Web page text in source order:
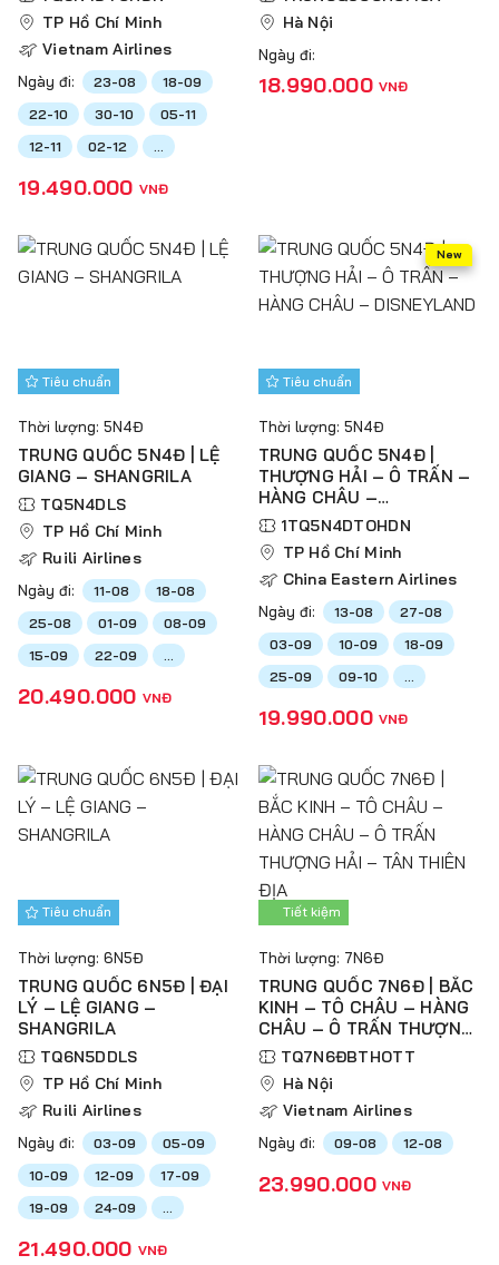
(NOSHOPPING)
TP Hồ Chí Minh
Vietnam Airlines
Ngày đi: 23-08
18-09
22-10
30-10
05-11
12-11
02-12
19.490.000 VNĐ
CHÂU (NO SHOPPING)
Hà Nội
Ngày đi:
18.990.000 VNĐ
Tiêu chuẩn
Thời lượng: 5N4Đ
TRUNG QUỐC 5N4Đ | LỆ
GIANG – SHANGRILA
TQ5N4DLS
TP Hồ Chí Minh
Ruili Airlines
Ngày đi: 11-08
18-08
25-08
01-09
08-09
15-09
22-09 ...
20.490.000 VNĐ
New
Tiêu chuẩn
Thời lượng: 5N4Đ
TRUNG QUỐC 5N4Đ |
THƯỢNG HẢI – Ô TRẤN –
HÀNG CHÂU –
DISNEYLAND
1TQ5N4DTOHDN
TP Hồ Chí Minh
China Eastern Airlines
Ngày đi: 13-08
27-08
03-09
10-09
18-09
25-09
09-10 ...
19.990.000 VNĐ
Tiêu chuẩn
Thời lượng: 6N5Đ
TRUNG QUỐC 6N5Đ | ĐẠI
LÝ – LỆ GIANG –
SHANGRILA
TQ6N5DDLS
TP Hồ Chí Minh
Ruili Airlines
Ngày đi: 03-09
05-09
10-09
12-09
17-09
19-09
24-09
21.490.000 VNĐ
Tiết kiệm
Thời lượng: 7N6Đ
TRUNG QUỐC 7N6Đ | BẮC
KINH – TÔ CHÂU – HÀNG
CHÂU – Ô TRẤN THƯỢNG
HẢI – TÂN THIÊN ĐỊA
TQ7N6ĐBTHOTT
Hà Nội
Vietnam Airlines
Ngày đi: 09-08 12-08
23.990.000 VNĐ